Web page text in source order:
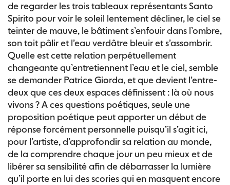
de regarder les trois tableaux représentants Santo
Spirito pour voir le soleil lentement décliner, le ciel se
teinter de mauve, le bâtiment s’enfouir dans l’ombre,
son toit pâlir et l’eau verdâtre bleuir et s’assombrir.
Quelle est cette relation perpétuellement
changeante qu’entretiennent l’eau et le ciel, semble
se demander Patrice Giorda, et que devient l’entre-
deux que ces deux espaces définissent : là où nous
vivons ? A ces questions poétiques, seule une
proposition poétique peut apporter un début de
réponse forcément personnelle puisqu’il s’agit ici,
pour l’artiste, d’approfondir sa relation au monde,
de la comprendre chaque jour un peu mieux et de
libérer sa sensibilité afin de débarrasser la lumière
qu’il porte en lui des scories qui en masquent encore